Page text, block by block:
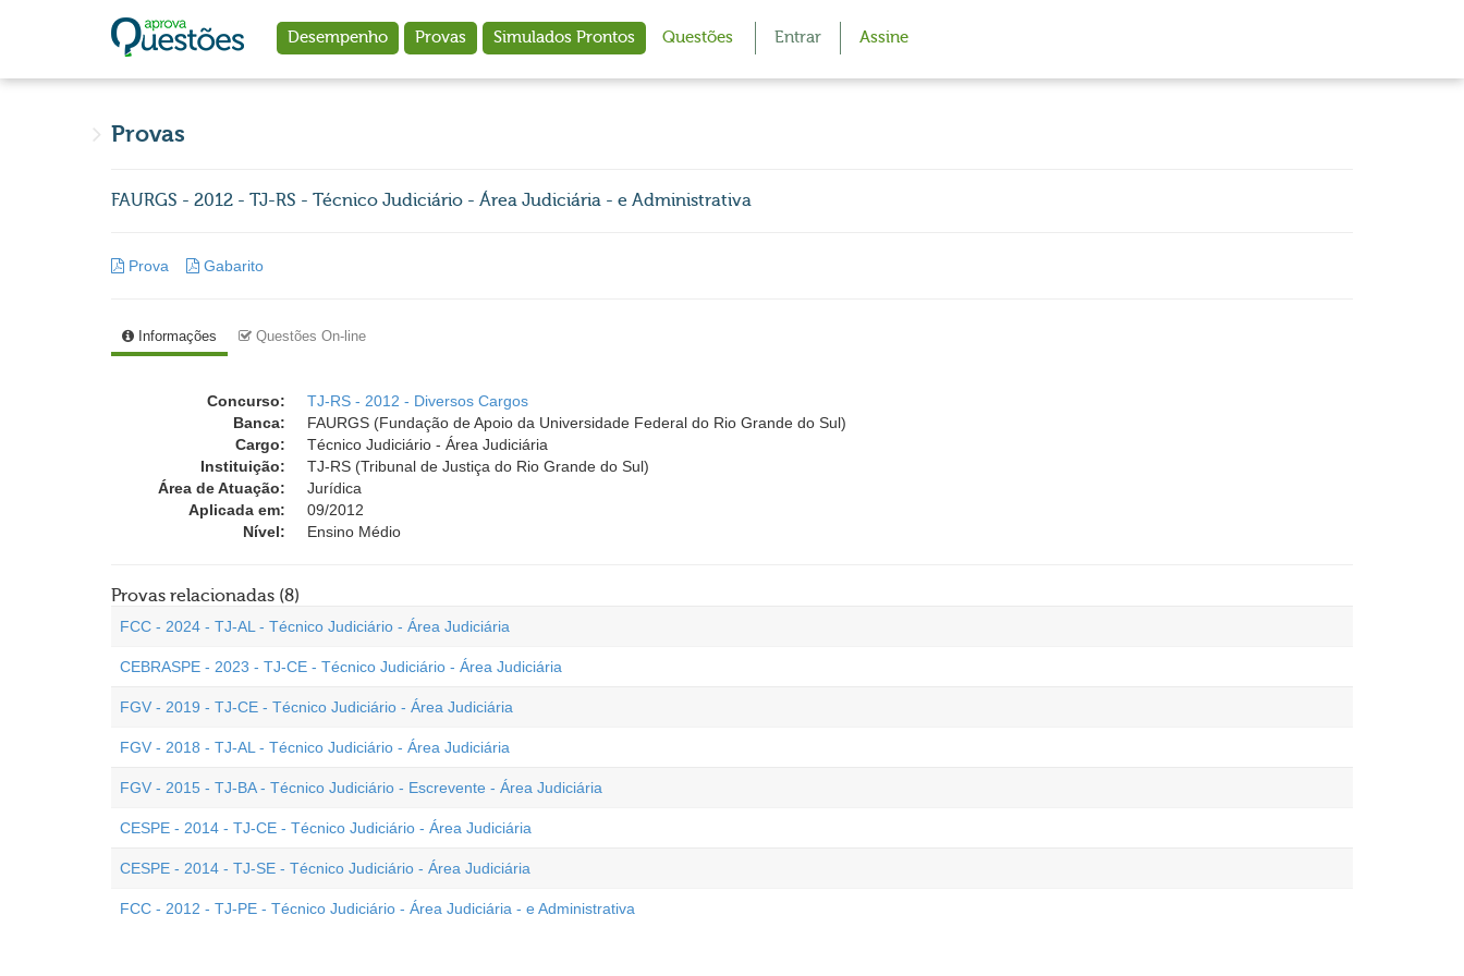
Desempenho Provas Simulados Prontos Questões Entrar Assine
Provas
FAURGS - 2012 - TJ-RS - Técnico Judiciário - Área Judiciária - e Administrativa
Prova Gabarito
Informações Questões On-line
Concurso:
TJ-RS - 2012 - Diversos Cargos
Banca:
FAURGS (Fundação de Apoio da Universidade Federal do Rio Grande do Sul)
Cargo:
Técnico Judiciário - Área Judiciária
Instituição:
TJ-RS (Tribunal de Justiça do Rio Grande do Sul)
Área de Atuação:
Jurídica
Aplicada em:
09/2012
Nível:
Ensino Médio
Provas relacionadas (8)
FCC - 2024 - TJ-AL - Técnico Judiciário - Área Judiciária
CEBRASPE - 2023 - TJ-CE - Técnico Judiciário - Área Judiciária
FGV - 2019 - TJ-CE - Técnico Judiciário - Área Judiciária
FGV - 2018 - TJ-AL - Técnico Judiciário - Área Judiciária
FGV - 2015 - TJ-BA - Técnico Judiciário - Escrevente - Área Judiciária
CESPE - 2014 - TJ-CE - Técnico Judiciário - Área Judiciária
CESPE - 2014 - TJ-SE - Técnico Judiciário - Área Judiciária
FCC - 2012 - TJ-PE - Técnico Judiciário - Área Judiciária - e Administrativa